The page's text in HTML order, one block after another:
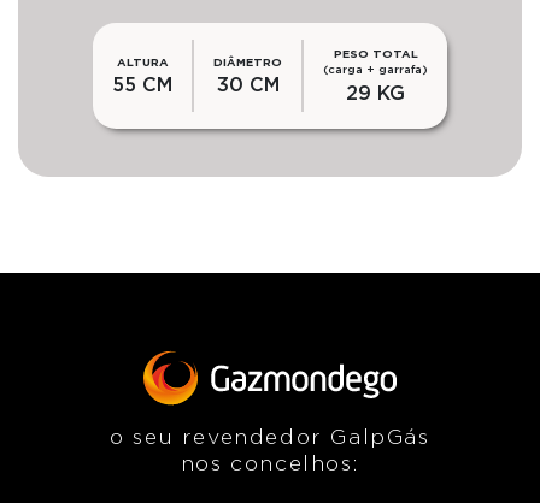
ALTURA
55 CM
DIÂMETRO
30 CM
PESO TOTAL
(carga + garrafa)
29 KG
o seu revendedor GalpGás
nos concelhos: